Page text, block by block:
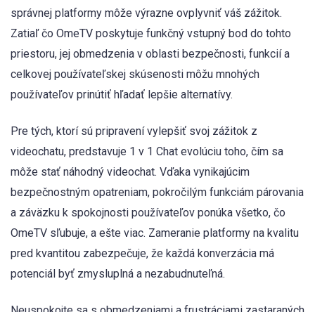
správnej platformy môže výrazne ovplyvniť váš zážitok.
Zatiaľ čo OmeTV poskytuje funkčný vstupný bod do tohto
priestoru, jej obmedzenia v oblasti bezpečnosti, funkcií a
celkovej používateľskej skúsenosti môžu mnohých
používateľov prinútiť hľadať lepšie alternatívy.
Pre tých, ktorí sú pripravení vylepšiť svoj zážitok z
videochatu, predstavuje 1 v 1 Chat evolúciu toho, čím sa
môže stať náhodný videochat. Vďaka vynikajúcim
bezpečnostným opatreniam, pokročilým funkciám párovania
a záväzku k spokojnosti používateľov ponúka všetko, čo
OmeTV sľubuje, a ešte viac. Zameranie platformy na kvalitu
pred kvantitou zabezpečuje, že každá konverzácia má
potenciál byť zmysluplná a nezabudnuteľná.